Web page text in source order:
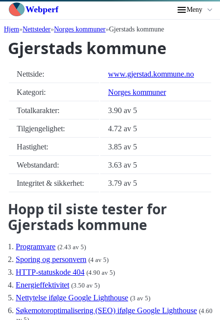
Webperf Meny
Hjem Nettsteder Norges kommuner Gjerstads kommune
Gjerstads kommune
Nettside: www.gjerstad.kommune.no
Kategori: Norges kommuner
Totalkarakter: 3.90 av 5
Tilgjengelighet: 4.72 av 5
Hastighet: 3.85 av 5
Webstandard: 3.63 av 5
Integritet & sikkerhet: 3.79 av 5
Hopp til siste tester for
Gjerstads kommune
Programvare (2.43 av 5)
Sporing og personvern (4 av 5)
HTTP-statuskode 404 (4.90 av 5)
Energieffektivitet (3.50 av 5)
Nettytelse ifølge Google Lighthouse (3 av 5)
Søkemotoroptimalisering (SEO) ifølge Google Lighthouse (4.60